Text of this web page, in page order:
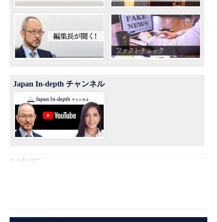
Japan In-depth チャンネル
※ スポンサー